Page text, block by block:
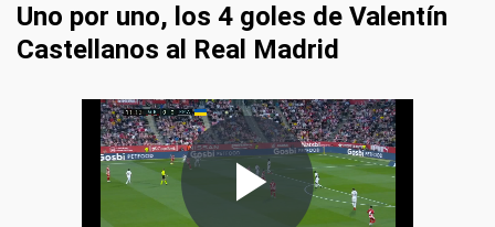
Uno por uno, los 4 goles de Valentín
Castellanos al Real Madrid